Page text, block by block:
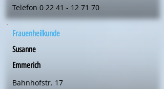
Telefon 0 22 41 - 12 71 70
Frauenheilkunde
Susanne
Emmerich
Bahnhofstr. 17